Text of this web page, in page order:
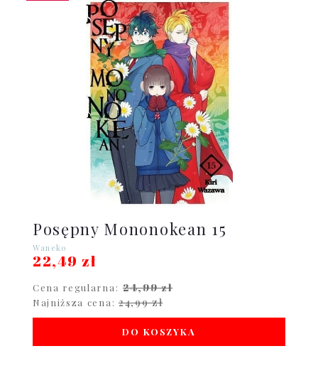
Posępny Mononokean 15
Waneko
22,49 zł
Cena regularna: 24,99 zł
Najniższa cena: 24,99 zł
DO KOSZYKA